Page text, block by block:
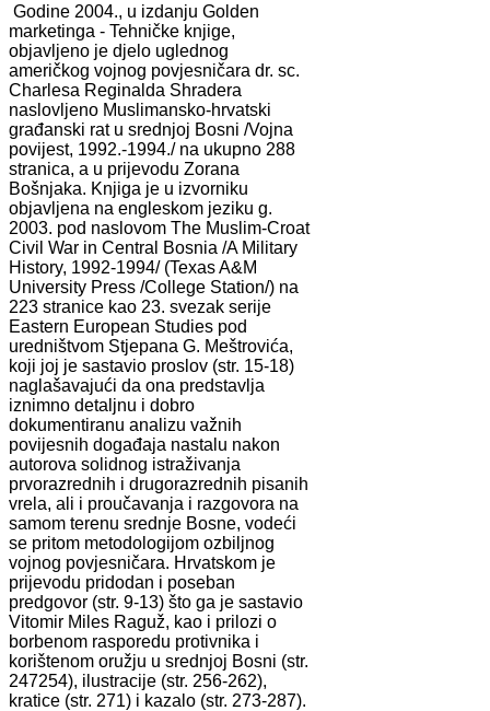
Godine 2004., u izdanju Golden
marketinga - Tehničke knjige,
objavljeno je djelo uglednog
američkog vojnog povjesničara dr. sc.
Charlesa Reginalda Shradera
naslovljeno Muslimansko-hrvatski
građanski rat u srednjoj Bosni /Vojna
povijest, 1992.-1994./ na ukupno 288
stranica, a u prijevodu Zorana
Bošnjaka. Knjiga je u izvorniku
objavljena na engleskom jeziku g.
2003. pod naslovom The Muslim-Croat
Civil War in Central Bosnia /A Military
History, 1992-1994/ (Texas A&M
University Press /College Station/) na
223 stranice kao 23. svezak serije
Eastern European Studies pod
uredništvom Stjepana G. Meštrovića,
koji joj je sastavio proslov (str. 15-18)
naglašavajući da ona predstavlja
iznimno detaljnu i dobro
dokumentiranu analizu važnih
povijesnih događaja nastalu nakon
autorova solidnog istraživanja
prvorazrednih i drugorazrednih pisanih
vrela, ali i proučavanja i razgovora na
samom terenu srednje Bosne, vodeći
se pritom metodologijom ozbiljnog
vojnog povjesničara. Hrvatskom je
prijevodu pridodan i poseban
predgovor (str. 9-13) što ga je sastavio
Vitomir Miles Raguž, kao i prilozi o
borbenom rasporedu protivnika i
korištenom oružju u srednjoj Bosni (str.
247­254), ilustracije (str. 256-262),
kratice (str. 271) i kazalo (str. 273-287).